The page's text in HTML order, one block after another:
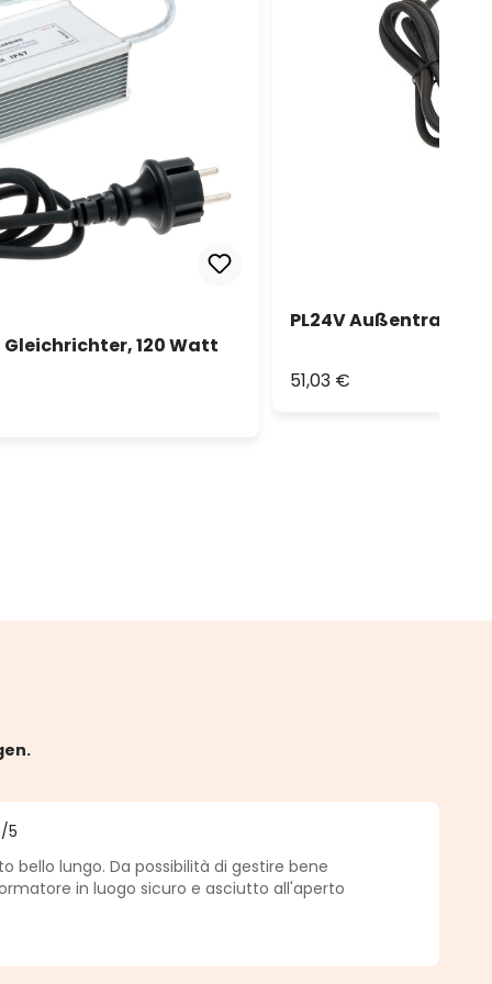
120 Watt
PL24V Außentrafo
51,03 €
Bewertung von 4 von 5 Sternen
/5
bello lungo. Da possibilità di gestire bene
in luogo sicuro e asciutto all'aperto